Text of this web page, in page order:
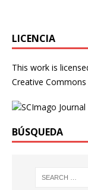
LICENCIA
This work is
Creative
BÚSQUEDA